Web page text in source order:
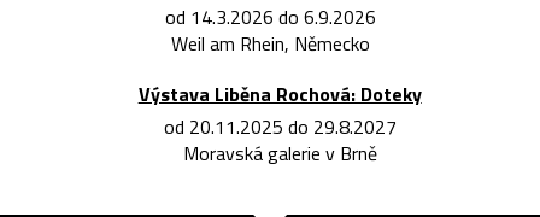
od 14.3.2026 do 6.9.2026
Weil am Rhein, Německo
Výstava Liběna Rochová: Doteky
od 20.11.2025 do 29.8.2027
Moravská galerie v Brně